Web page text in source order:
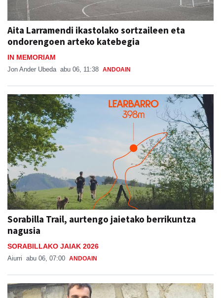
Aita Larramendi ikastolako sortzaileen eta
ondorengoen arteko katebegia
IN MEMORIAM
Jon Ander Ubeda abu 06, 11:38 ANDOAIN
Sorabilla Trail, aurtengo jaietako berrikuntza
nagusia
SORABILLAKO JAIAK 2026
Aiurri abu 06, 07:00 ANDOAIN